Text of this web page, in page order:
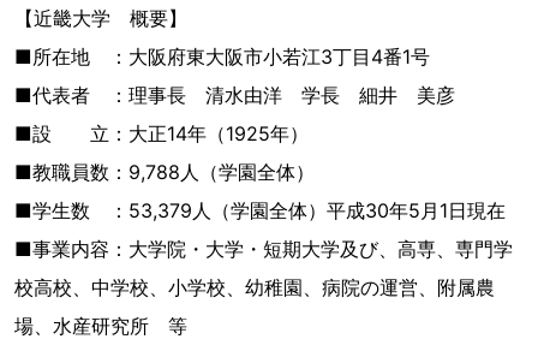
【近畿大学 概要】
■所在地 ：大阪府東大阪市小若江3丁目4番1号
■代表者 ：理事長 清水由洋 学長 細井 美彦
■設 立：大正14年（1925年）
■教職員数：9,788人（学園全体）
■学生数 ：53,379人（学園全体）平成30年5月1日現在
■事業内容：大学院・大学・短期大学及び、高専、専門学
校高校、中学校、小学校、幼稚園、病院の運営、附属農
場、水産研究所 等